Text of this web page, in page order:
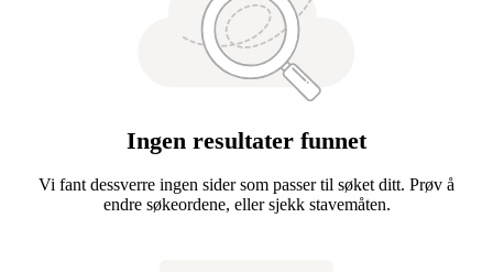
Ingen resultater funnet
Vi fant dessverre ingen sider som passer til søket ditt. Prøv å
endre søkeordene, eller sjekk stavemåten.